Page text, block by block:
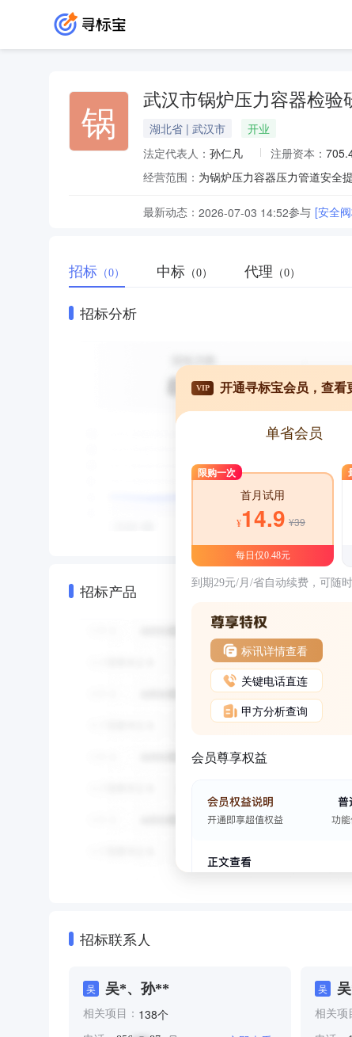
锅 武汉市锅炉压力容器检验
湖北省 | 武汉市
开业
法定代表人： 孙仁凡 注册资本：
经营范围： 为锅炉压力容器压力管道安全
最新动态： 2026-07-03 14:52参与 [安全
招标 （0） 中标 （0） 代理 （0）
招标分析
招标产品
VIP 开通寻标宝会员，查看
单省会员
限购一次
首月试用
¥14.9 ¥39
每日仅0.48元
到期29元/月/省自动续费，可随时
标讯详情查看
关键电话直连
甲方分析查询
会员尊享权益
招标联系人
吴 吴*、孙**
相关项目： 138个
吴
相关项